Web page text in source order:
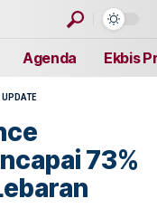
Agenda Ekbis
73%